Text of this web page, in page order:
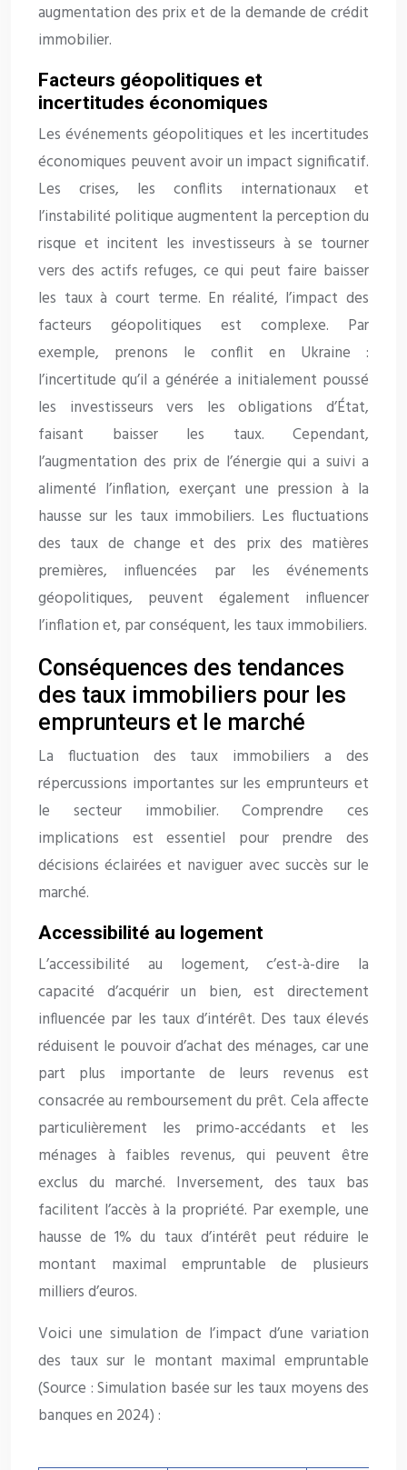
augmentation des prix et de la demande de crédit
immobilier.
Facteurs géopolitiques et
incertitudes économiques
Les événements géopolitiques et les incertitudes
économiques peuvent avoir un impact significatif.
Les crises, les conflits internationaux et
l’instabilité politique augmentent la perception du
risque et incitent les investisseurs à se tourner
vers des actifs refuges, ce qui peut faire baisser
les taux à court terme. En réalité, l’impact des
facteurs géopolitiques est complexe. Par
exemple, prenons le conflit en Ukraine :
l’incertitude qu’il a générée a initialement poussé
les investisseurs vers les obligations d’État,
faisant baisser les taux. Cependant,
l’augmentation des prix de l’énergie qui a suivi a
alimenté l’inflation, exerçant une pression à la
hausse sur les taux immobiliers. Les fluctuations
des taux de change et des prix des matières
premières, influencées par les événements
géopolitiques, peuvent également influencer
l’inflation et, par conséquent, les taux immobiliers.
Conséquences des tendances
des taux immobiliers pour les
emprunteurs et le marché
La fluctuation des taux immobiliers a des
répercussions importantes sur les emprunteurs et
le secteur immobilier. Comprendre ces
implications est essentiel pour prendre des
décisions éclairées et naviguer avec succès sur le
marché.
Accessibilité au logement
L’accessibilité au logement, c’est-à-dire la
capacité d’acquérir un bien, est directement
influencée par les taux d’intérêt. Des taux élevés
réduisent le pouvoir d’achat des ménages, car une
part plus importante de leurs revenus est
consacrée au remboursement du prêt. Cela affecte
particulièrement les primo-accédants et les
ménages à faibles revenus, qui peuvent être
exclus du marché. Inversement, des taux bas
facilitent l’accès à la propriété. Par exemple, une
hausse de 1% du taux d’intérêt peut réduire le
montant maximal empruntable de plusieurs
milliers d’euros.
Voici une simulation de l’impact d’une variation
des taux sur le montant maximal empruntable
(Source : Simulation basée sur les taux moyens des
banques en 2024) :